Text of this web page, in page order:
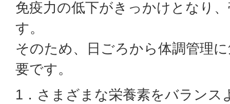
免疫力の低下がきっかけとなり
す。
そのため、日ごろから体調管理
要です。
1．さまざまな栄養素をバランス